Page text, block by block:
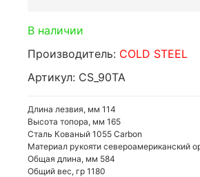
В наличии
Производитель: COLD STEEL
Артикул: CS_90TA
Длина лезвия, мм 114
Высота топора, мм 165
Сталь Кованый 1055 Carbon
Материал рукояти североамериканский
Общая длина, мм 584
Общий вес, гр 1180